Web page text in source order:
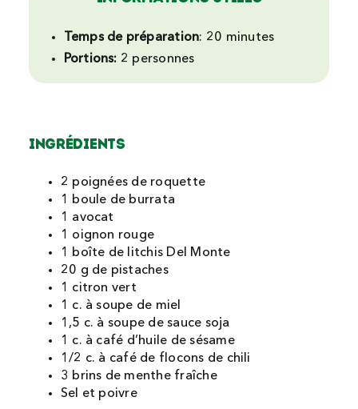
Temps de préparation: 20 minutes
Portions: 2 personnes
INGRÉDIENTS
2 poignées de roquette
1 boule de burrata
1 avocat
1 oignon rouge
1 boîte de litchis Del Monte
20 g de pistaches
1 citron vert
1 c. à soupe de miel
1,5 c. à soupe de sauce soja
1 c. à café d’huile de sésame
1/2 c. à café de flocons de chili
3 brins de menthe fraîche
Sel et poivre